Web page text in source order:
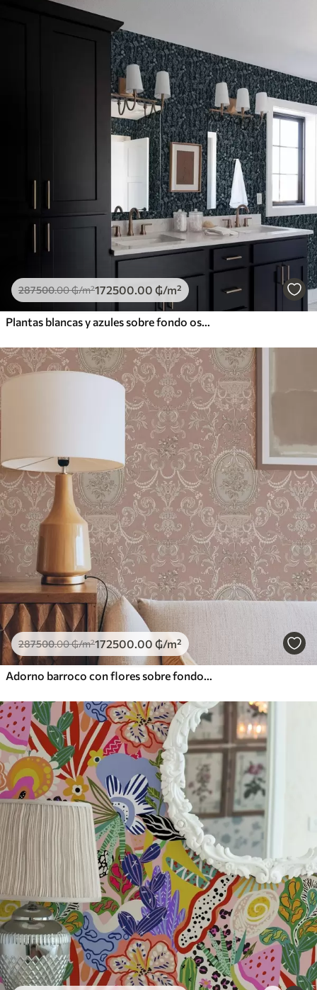
287500.00₲/m²172500.00 ₲/m²
Plantas blancas y azules sobre fondo oscuro
287500.00₲/m²172500.00 ₲/m²
Adorno barroco con flores sobre fondo rosa